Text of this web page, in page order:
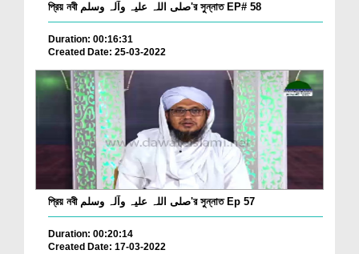
প্রিয় নবী صلی اللہ علیہ وآلہ وسلم'র সুন্নাত EP# 58
Duration: 00:16:31
Created Date: 25-03-2022
প্রিয় নবী صلی اللہ علیہ وآلہ وسلم'র সুন্নাত Ep 57
Duration: 00:20:14
Created Date: 17-03-2022